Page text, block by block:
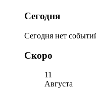
Сегодня
Сегодня нет
Скоро
11
Августа